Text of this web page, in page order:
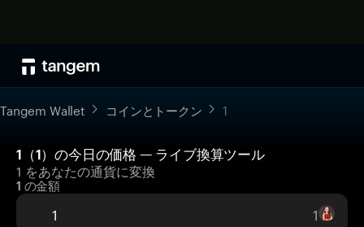
Tangem Wallet コインとトークン 1
1（1）の今日の価格 — ライブ換算ツール
1 をあなたの通貨に変換
1 の金額
1